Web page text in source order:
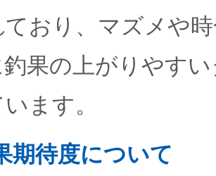
ており、マズメや
果の上がりやす
ます。
期待度について